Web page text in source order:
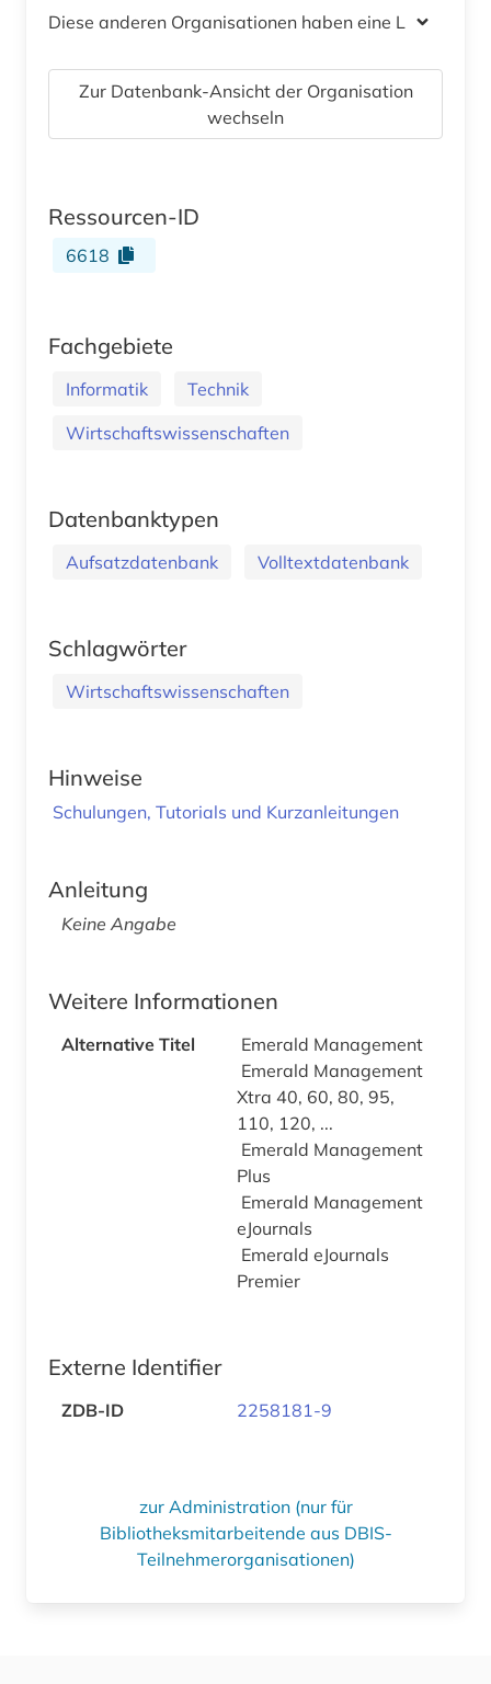
Diese anderen Organisationen haben eine Lizenz
Zur Datenbank-Ansicht der Organisation
wechseln
Ressourcen-ID
6618
Fachgebiete
Informatik
Technik
Wirtschaftswissenschaften
Datenbanktypen
Aufsatzdatenbank Volltextdatenbank
Schlagwörter
Wirtschaftswissenschaften
Hinweise
Schulungen, Tutorials und Kurzanleitungen
Anleitung
Keine Angabe
Weitere Informationen
Alternative Titel
Emerald Management
Emerald Management
Xtra 40, 60, 80, 95,
110, 120, ...
Emerald Management
Plus
Emerald Management
eJournals
Emerald eJournals
Premier
Externe Identifier
ZDB-ID 2258181-9
zur Administration (nur für
Bibliotheksmitarbeitende aus DBIS-
Teilnehmerorganisationen)